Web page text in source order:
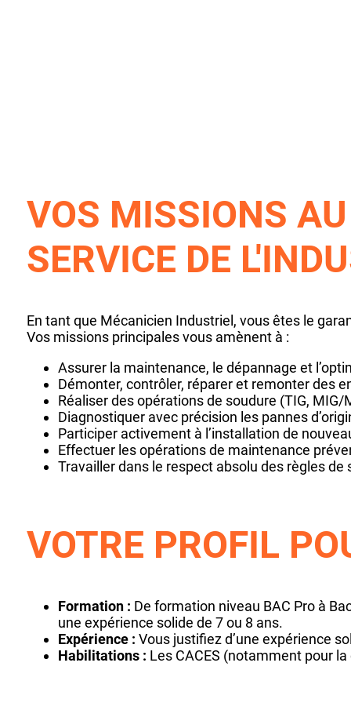
VOS MISSIONS
SERVICE DE
En tant que Mécanicien Industriel, vous êtes le
Vos missions principales vous amènent à :
Assurer la maintenance, le dépannage et
Démonter, contrôler, réparer et remonter des
Réaliser des opérations de soudure (TIG,
Diagnostiquer avec précision les pannes
Participer activement à l’installation de
Effectuer les opérations de maintenance
Travailler dans le respect absolu des règles
VOTRE PROFIL
Formation : De formation niveau BAC Pro à
une expérience solide de 7 ou 8 ans.
Expérience : Vous justifiez d’une expérience
Habilitations : Les CACES (notamment pour